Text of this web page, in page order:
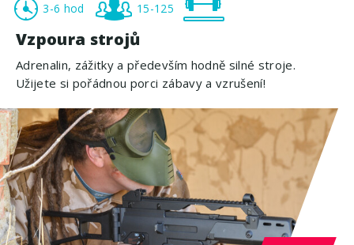
3-6 hod 15-125
Vzpoura strojů
Adrenalin, zážitky a především hodně silné stroje.
Užijete si pořádnou porci zábavy a vzrušení!